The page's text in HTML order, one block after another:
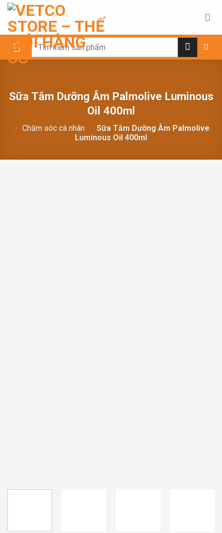
Chuyển
đến
nội
dung
Search
Sữa Tắm Dưỡng Âm Palmolive Luminous
Oil 400ml
- Chăm sóc cá nhân - Sữa Tắm Dưỡng Âm Palmolive
Luminous Oil 400ml